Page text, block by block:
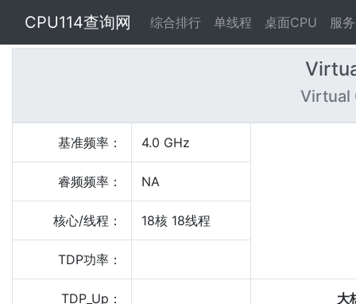
CPU114查询网 综合排行 单线程 桌面CPU 服
Virtual
基准频率： 4.0 GHz
睿频频率： NA
核心/线程： 18核 18线程
TDP功率：
TDP_Up： 大